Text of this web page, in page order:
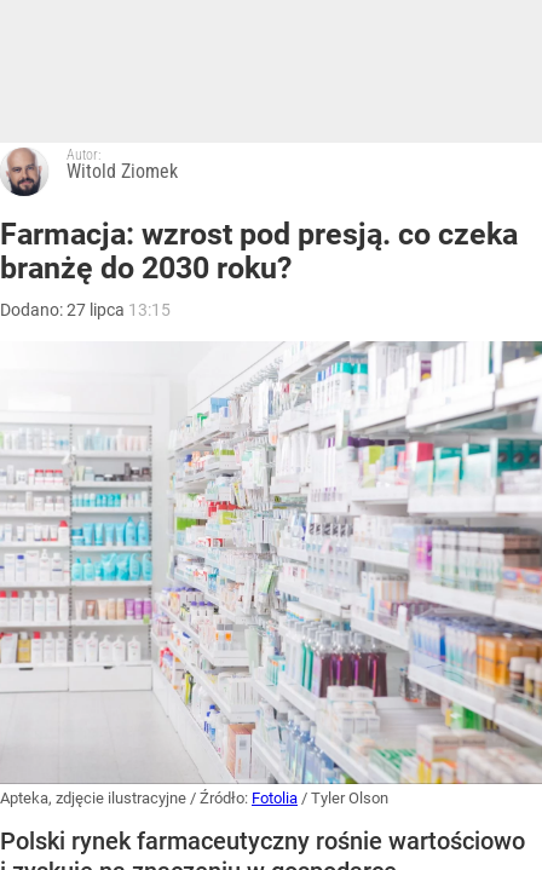
Autor:
Witold Ziomek
Farmacja: wzrost pod presją. co czeka
branżę do 2030 roku?
Dodano:27 lipca 13:15
Apteka, zdjęcie ilustracyjne / Źródło: Fotolia / Tyler Olson
Polski rynek farmaceutyczny rośnie wartościowo